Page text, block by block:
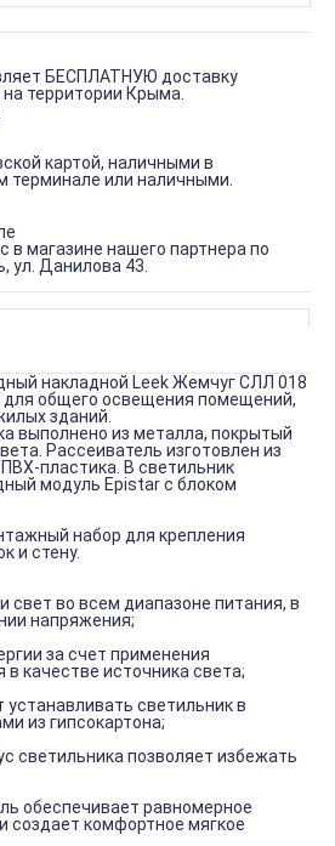
БЕСПЛАТНУЮ доставку
территории Крыма.
картой, наличными в
или наличными.
в магазине нашего партнера по
ул. Данилова 43.
накладной Leek Жемчуг СЛЛ 018
для общего освещения помещений,
зданий.
выполнено из металла, покрытый
Рассеиватель изготовлен из
пластика. В светильник
модуль Epistar с блоком
набор для крепления
и стену.
свет во всем диапазоне питания, в
напряжения;
за счет применения
качестве источника света;
устанавливать светильник в
из гипсокартона;
светильника позволяет избежать
обеспечивает равномерное
создает комфортное мягкое